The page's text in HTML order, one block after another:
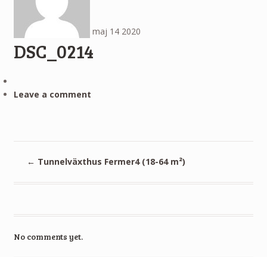
maj 14 2020
DSC_0214
Leave a comment
← Tunnelväxthus Fermer4 (18-64 m²)
No comments yet.